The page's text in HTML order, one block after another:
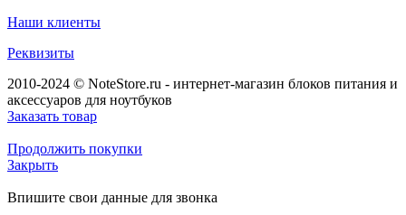
Наши клиенты
Реквизиты
2010-2024 © NoteStore.ru - интернет-магазин блоков питания и
аксессуаров для ноутбуков
Заказать товар
Продолжить покупки
Закрыть
Впишите свои данные для звонка